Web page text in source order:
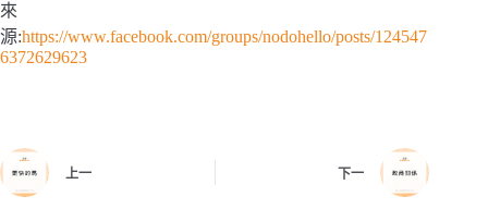
來
源:https://www.facebook.com/groups/nodohello/posts/124547
6372629623
上一 下一